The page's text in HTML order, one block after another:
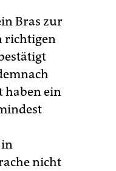
Bras zur
richtigen
haben ein
in
nicht